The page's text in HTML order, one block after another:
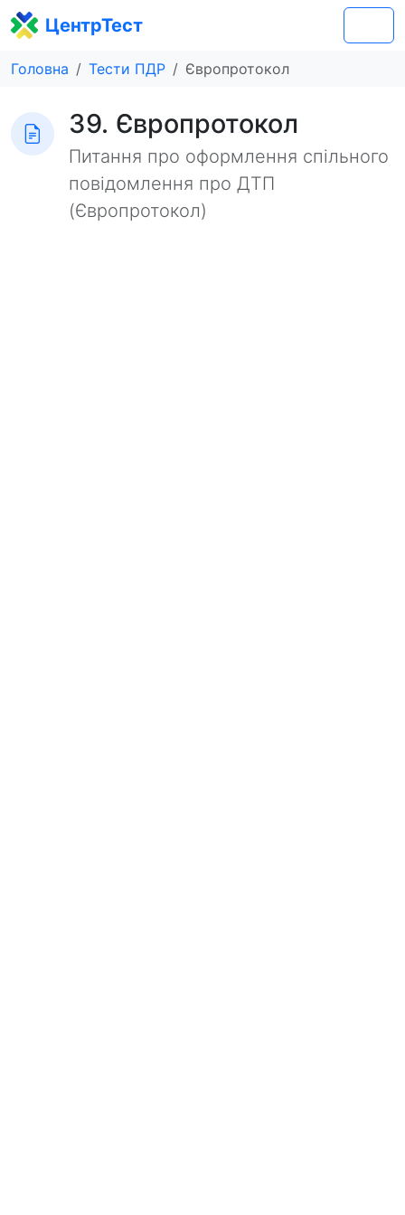
ЦентрТест
Головна Тести ПДР Європротокол
39. Європротокол
Питання про оформлення спільного
повідомлення про ДТП
(Європротокол)